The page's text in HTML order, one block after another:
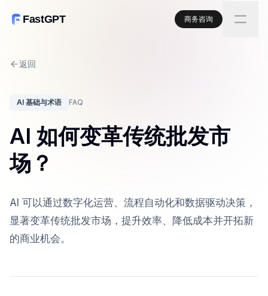
FastGPT 商务咨询
返回
AI 基础与术语 FAQ
AI 如何变革传统批发市
场？
AI 可以通过数字化运营、流程自动化和数据驱动决策，
显著变革传统批发市场，提升效率、降低成本并开拓新
的商业机会。